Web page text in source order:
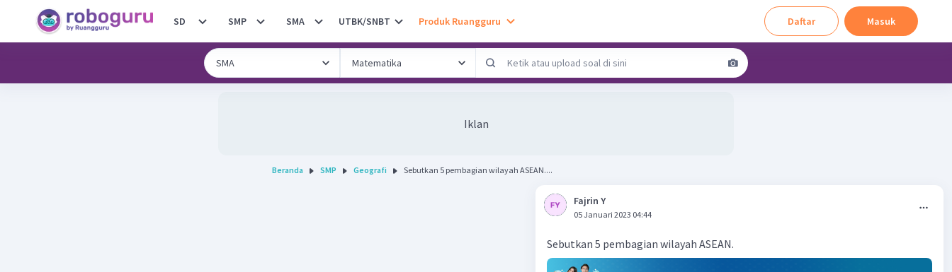
SD SMP SMA UTBK/SNBT Produk Ruangguru Daftar Masuk
Iklan
Beranda SMP Geografi Sebutkan 5 pembagian wilayah ASEAN....
Fajrin Y
05 Januari 2023 04:44
Sebutkan 5 pembagian wilayah ASEAN.